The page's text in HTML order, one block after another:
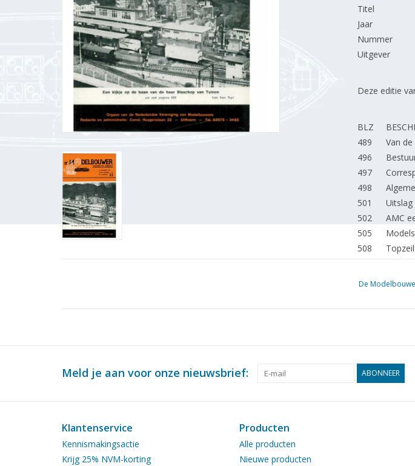
Titel
Jaar
Nummer
Uitgever
Deze editie
BLZ
489
Van
496
497
498
501
Uitslag
502
AMC
505
508
514
En nu
524
Het
Oude
De
Meld je aan voor onze nieuwsbrief: ABONNEER
Klantenservice
Kennismakingsactie
Krijg 25% NVM-korting
Producten
Alle producten
Nieuwe producten